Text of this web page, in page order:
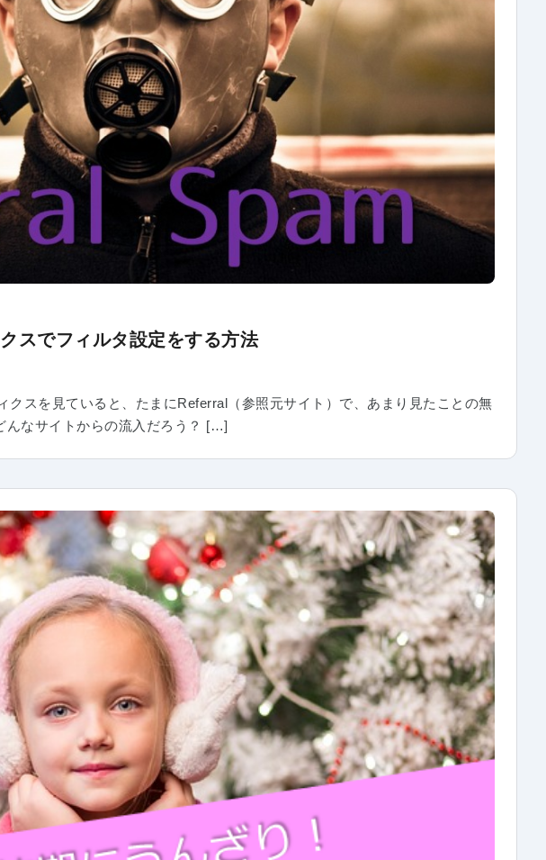
スでフィルタ設定をする方法
クスを見ていると、たまにReferral（参照元サイト）で、あまり見たことの無
んなサイトからの流入だろう？ […]